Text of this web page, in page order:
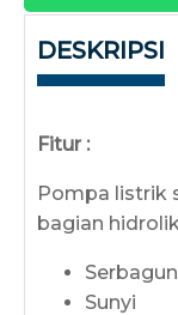
DESKRIPSI
Fitur :
Pompa listrik
bagian
Sunyi